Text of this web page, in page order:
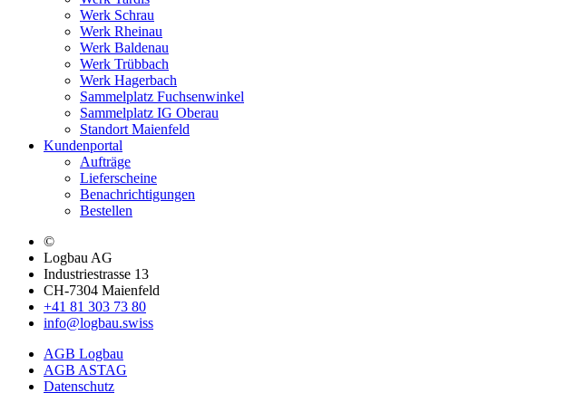
Werk Schrau
Werk Rheinau
Werk Baldenau
Werk Trübbach
Werk Hagerbach
Sammelplatz Fuchsenwinkel
Sammelplatz IG Oberau
Standort Maienfeld
Kundenportal
Aufträge
Lieferscheine
Benachrichtigungen
Bestellen
©
Logbau AG
Industriestrasse 13
CH-7304 Maienfeld
+41 81 303 73 80
info@logbau.swiss
AGB Logbau
AGB ASTAG
Datenschutz